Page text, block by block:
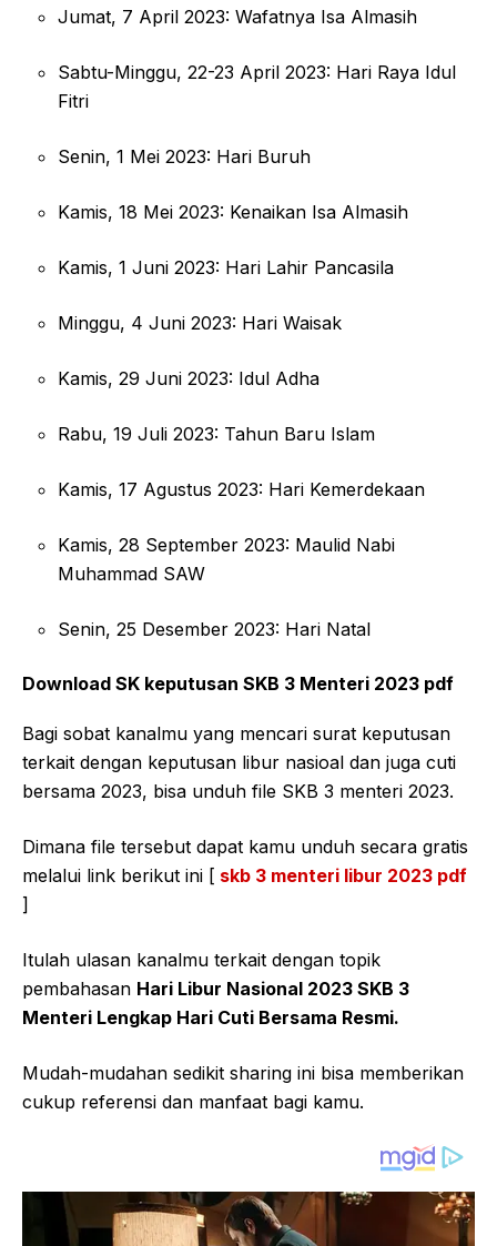
Jumat, 7 April 2023: Wafatnya Isa Almasih
Sabtu-Minggu, 22-23 April 2023: Hari Raya Idul
Fitri
Senin, 1 Mei 2023: Hari Buruh
Kamis, 18 Mei 2023: Kenaikan Isa Almasih
Kamis, 1 Juni 2023: Hari Lahir Pancasila
Minggu, 4 Juni 2023: Hari Waisak
Kamis, 29 Juni 2023: Idul Adha
Rabu, 19 Juli 2023: Tahun Baru Islam
Kamis, 17 Agustus 2023: Hari Kemerdekaan
Kamis, 28 September 2023: Maulid Nabi
Muhammad SAW
Senin, 25 Desember 2023: Hari Natal
Download SK keputusan SKB 3 Menteri 2023 pdf
Bagi sobat kanalmu yang mencari surat keputusan
terkait dengan keputusan libur nasioal dan juga cuti
bersama 2023, bisa unduh file SKB 3 menteri 2023.
Dimana file tersebut dapat kamu unduh secara gratis
melalui link berikut ini [ skb 3 menteri libur 2023 pdf
]
Itulah ulasan kanalmu terkait dengan topik
pembahasan Hari Libur Nasional 2023 SKB 3
Menteri Lengkap Hari Cuti Bersama Resmi.
Mudah-mudahan sedikit sharing ini bisa memberikan
cukup referensi dan manfaat bagi kamu.